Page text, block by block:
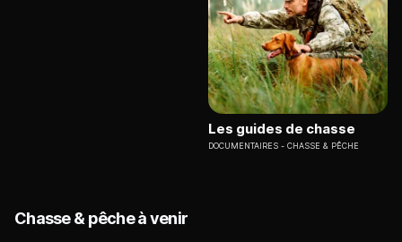
Les guides de chasse
DOCUMENTAIRES CHASSE & PÊCHE
Chasse & pêche à venir